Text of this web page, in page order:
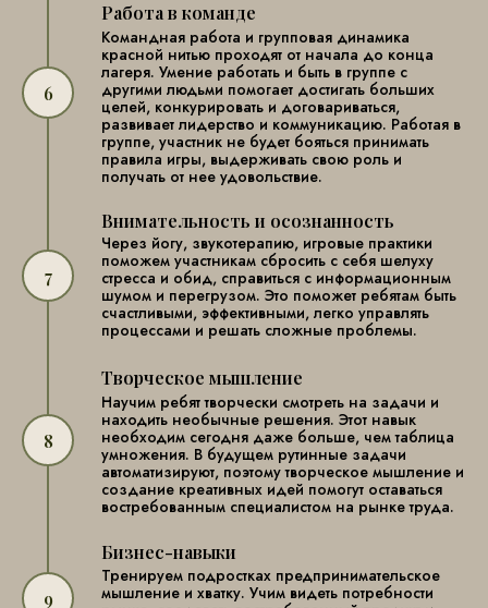
Работа в команде
Командная работа и групповая динамика
красной нитью проходят от начала до конца
лагеря. Умение работать и быть в группе с
другими людьми помогает достигать больших
целей, конкурировать и договариваться,
развивает лидерство и коммуникацию. Работая в
группе, участник не будет бояться принимать
правила игры, выдерживать свою роль и
получать от нее удовольствие.
Внимательность и осознанность
Через йогу, звукотерапию, игровые практики
поможем участникам сбросить с себя шелуху
стресса и обид, справиться с информационным
шумом и перегрузом. Это поможет ребятам быть
счастливыми, эффективными, легко управлять
процессами и решать сложные проблемы.
Творческое мышление
Научим ребят творчески смотреть на задачи и
находить необычные решения. Этот навык
необходим сегодня даже больше, чем таблица
умножения. В будущем рутинные задачи
автоматизируют, поэтому творческое мышление и
создание креативных идей помогут оставаться
востребованным специалистом на рынке труда.
Бизнес-навыки
Тренируем подростках предпринимательское
мышление и хватку. Учим видеть потребности